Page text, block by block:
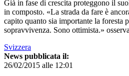
Già in fase di crescita proteggono il
in composto. «La strada da fare è
capito quanto sia importante la foresta
sopravvivenza. Sono ottimista.»
Svizzera
News pubblicata il:
26/02/2015 alle 12:01